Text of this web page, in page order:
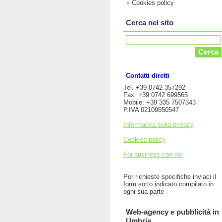
Cookies policy
Cerca nel sito
Contatti diretti
Tel. +39 0742 357292
Fax: +39 0742 699565
Mobile: +39 335 7507343
P.IVA 02109550547
Informativa sulla privacy
Cookies policy
Fai-business-con-noi
Per richieste specifiche inviaci il
form sotto indicato compilato in
ogni sua parte
Web-agency e pubblicità in